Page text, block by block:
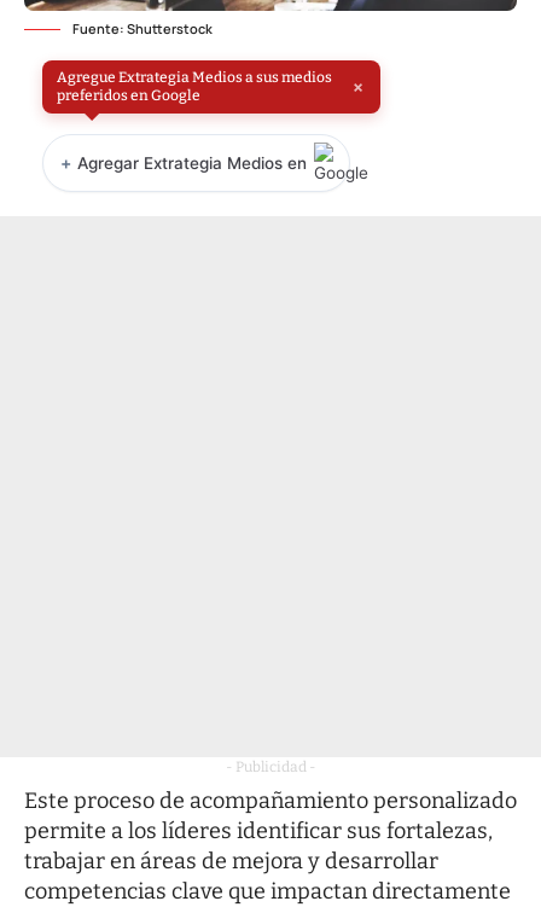
Fuente: Shutterstock
Agregue Extrategia Medios a sus medios
preferidos en Google
×
+ Agregar Extrategia Medios en
- Publicidad -
Este proceso de acompañamiento personalizado
permite a los líderes identificar sus fortalezas,
trabajar en áreas de mejora y desarrollar
competencias clave que impactan directamente